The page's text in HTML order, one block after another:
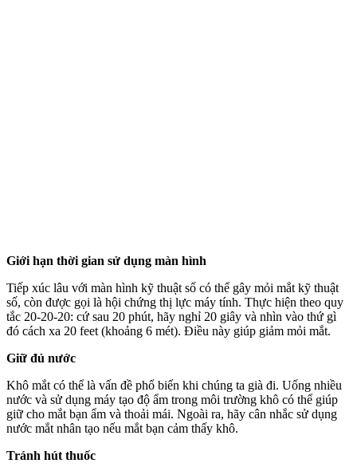
Giới hạn thời gian sử dụng màn hình
Tiếp xúc lâu với màn hình kỹ thuật số có thể gây mỏi mắt kỹ thuật
số, còn được gọi là hội chứng thị lực máy tính. Thực hiện theo quy
tắc 20-20-20: cứ sau 20 phút, hãy nghỉ 20 giây và nhìn vào thứ gì
đó cách xa 20 feet (khoảng 6 mét). Điều này giúp giảm mỏi mắt.
Giữ đủ nước
Khô mắt có thể là vấn đề phổ biến khi chúng ta già đi. Uống nhiều
nước và sử dụng máy tạo độ ẩm trong môi trường khô có thể giúp
giữ cho mắt bạn ẩm và thoải mái. Ngoài ra, hãy cân nhắc sử dụng
nước mắt nhân tạo nếu mắt bạn cảm thấy khô.
Tránh hút thuốc